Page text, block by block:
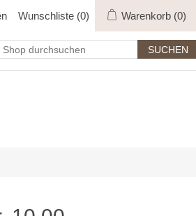
Wunschliste (0) Warenkorb (0)